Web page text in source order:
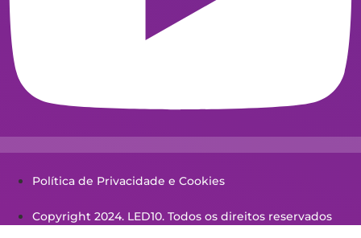
Política de Privacidade e Cookies
Copyright 2024. LED10. Todos os direitos reservados